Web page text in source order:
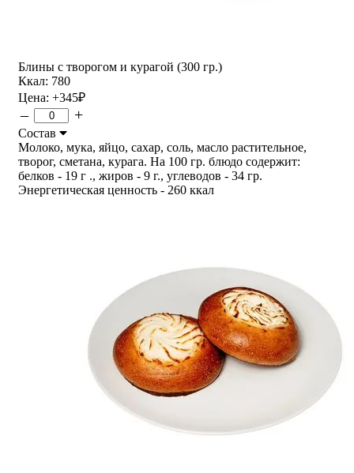
Блины с творогом и курагой (300 гр.)
Ккал: 780
Цена: +345₽
– +
Состав
Молоко, мука, яйцо, сахар, соль, масло растительное,
творог, сметана, курага. На 100 гр. блюдо содержит:
белков - 19 г ., жиров - 9 г., углеводов - 34 гр.
Энергетическая ценность - 260 ккал